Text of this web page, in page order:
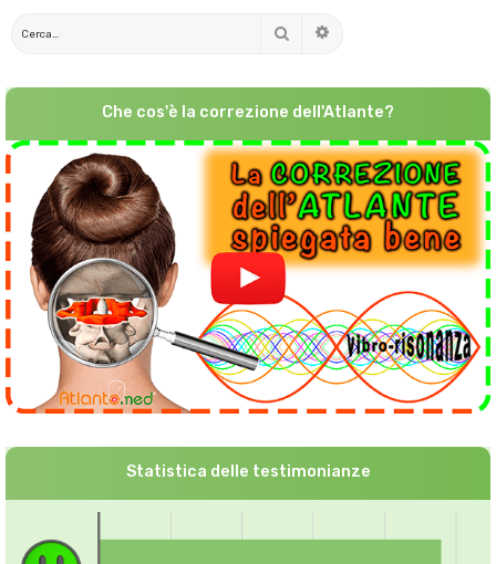
Cerca
Che cos'è la correzione dell'Atlante?
Statistica delle testimonianze